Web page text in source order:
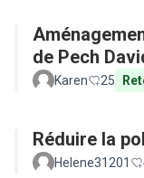
de Pech
Karen 25
Réduire la
Helene31201